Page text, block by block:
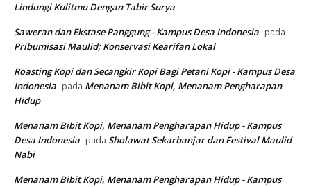
Lindungi Kulitmu Dengan Tabir Surya
Saweran dan Ekstase Panggung - Kampus Desa Indonesia pada
Pribumisasi Maulid; Konservasi Kearifan Lokal
Roasting Kopi dan Secangkir Kopi Bagi Petani Kopi - Kampus Desa
Indonesia pada Menanam Bibit Kopi, Menanam Pengharapan
Hidup
Menanam Bibit Kopi, Menanam Pengharapan Hidup - Kampus
Desa Indonesia pada Sholawat Sekarbanjar dan Festival Maulid
Nabi
Menanam Bibit Kopi, Menanam Pengharapan Hidup - Kampus